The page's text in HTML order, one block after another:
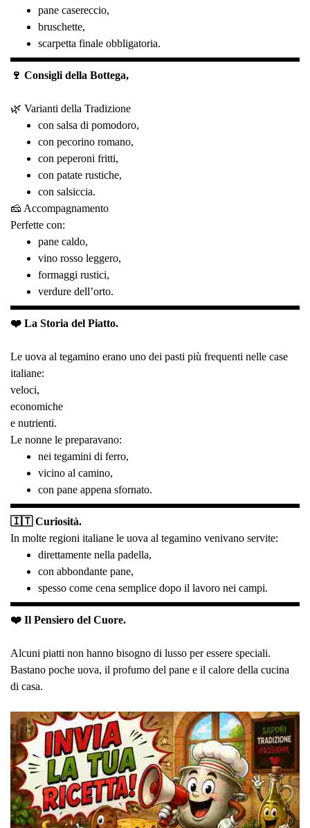
pane casereccio,
bruschette,
scarpetta finale obbligatoria.
🍷 Consigli della Bottega,
🌿 Varianti della Tradizione
con salsa di pomodoro,
con pecorino romano,
con peperoni fritti,
con patate rustiche,
con salsiccia.
🧀 Accompagnamento
Perfette con:
pane caldo,
vino rosso leggero,
formaggi rustici,
verdure dell’orto.
❤️ La Storia del Piatto.
Le uova al tegamino erano uno dei pasti più frequenti nelle case
italiane:
veloci,
economiche
e nutrienti.
Le nonne le preparavano:
nei tegamini di ferro,
vicino al camino,
con pane appena sfornato.
🇮🇹 Curiosità.
In molte regioni italiane le uova al tegamino venivano servite:
direttamente nella padella,
con abbondante pane,
spesso come cena semplice dopo il lavoro nei campi.
❤️ Il Pensiero del Cuore.
Alcuni piatti non hanno bisogno di lusso per essere speciali.
Bastano poche uova, il profumo del pane e il calore della cucina
di casa.